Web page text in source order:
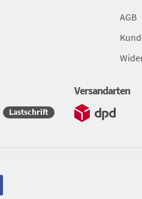
AGB
Lastschrift
Versandarten